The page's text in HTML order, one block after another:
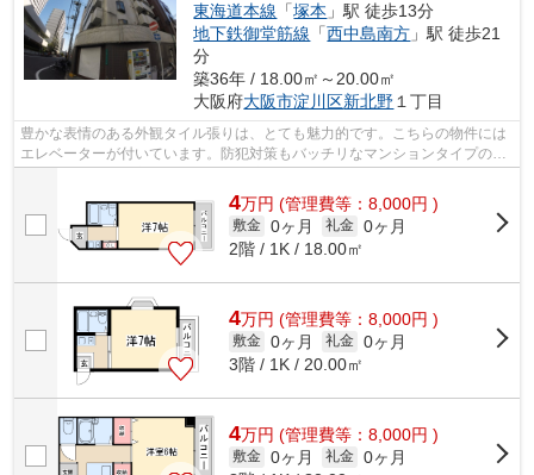
東海道本線 「塚本 」駅 徒歩13分
地下鉄御堂筋線 「西中島南方 」駅 徒歩21
分
築36年 / 18.00㎡～20.00㎡
大阪府大阪市淀川区新北野１丁目
豊かな表情のある外観タイル張りは、とても魅力的です。こちらの物件には
エレベーターが付いています。防犯対策もバッチリなマンションタイプの物
4万円 (管理費等：8,000円 )
敷金 0ヶ月 礼金 0ヶ月
2階 / 1K / 18.00㎡
4万円 (管理費等：8,000円 )
敷金 0ヶ月 礼金 0ヶ月
3階 / 1K / 20.00㎡
4万円 (管理費等：8,000円 )
敷金 0ヶ月 礼金 0ヶ月